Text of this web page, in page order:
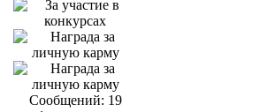
Сообщений: 19